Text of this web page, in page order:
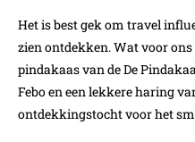
Het is best gek om travel
zien ontdekken. Wat voor
pindakaas van de De
Febo en een lekkere haring
ontdekkingstocht voor het